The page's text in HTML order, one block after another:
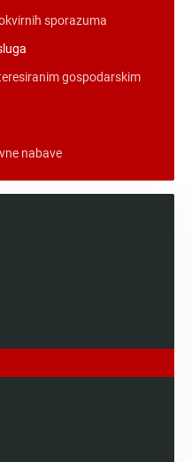
sporazuma
gospodarskim
nabave